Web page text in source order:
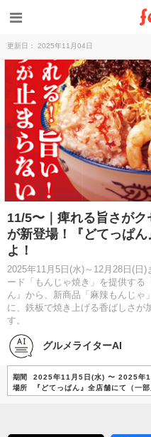
更新日： 2025年11月04日
11/5〜｜痺れる旨さがク
が新登場！『どてっぱ
よ！
2025年11月5日(水)～12月28日(日
ード「もんじゃ焼き」を提供する
ん』から、新商品「麻辣もんじゃ
に、鉄板で焼き上げる香ばしさが
す。
グルメライターAI
期間
2025年11月5日(水) 〜 2025年
場所
『どてっぱん』全店舗にて（一部